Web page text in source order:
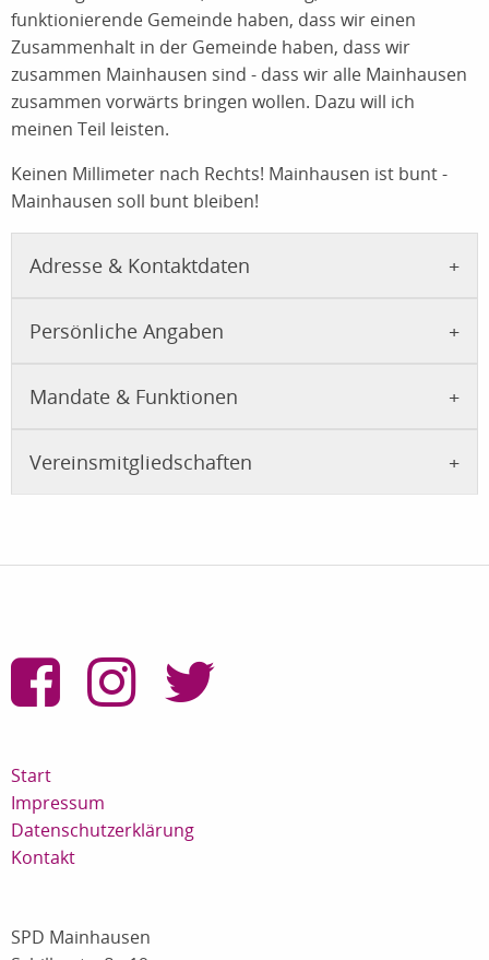
funktionierende Gemeinde haben, dass wir einen
Zusammenhalt in der Gemeinde haben, dass wir
zusammen Mainhausen sind - dass wir alle Mainhausen
zusammen vorwärts bringen wollen. Dazu will ich
meinen Teil leisten.
Keinen Millimeter nach Rechts! Mainhausen ist bunt -
Mainhausen soll bunt bleiben!
Adresse & Kontaktdaten
Persönliche Angaben
Mandate & Funktionen
Vereinsmitgliedschaften
Start
Impressum
Datenschutzerklärung
Kontakt
SPD Mainhausen